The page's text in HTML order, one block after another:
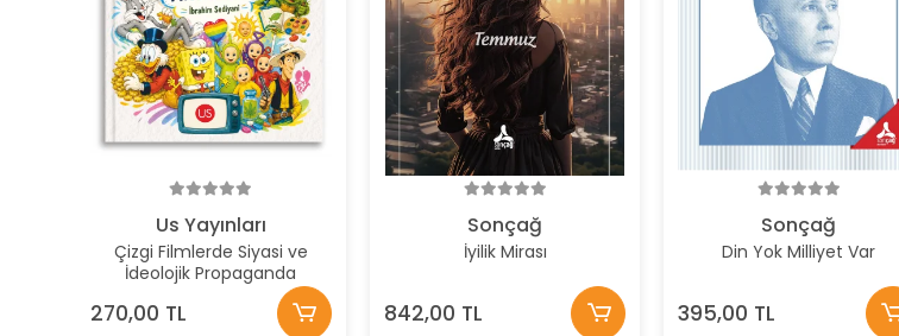
Us Yayınları
Çizgi Filmlerde Siyasi ve
İdeolojik Propaganda
270,00 TL
Sonçağ
İyilik Mirası
842,00 TL
Sonçağ
Din Yok Milliyet Var
395,00 TL